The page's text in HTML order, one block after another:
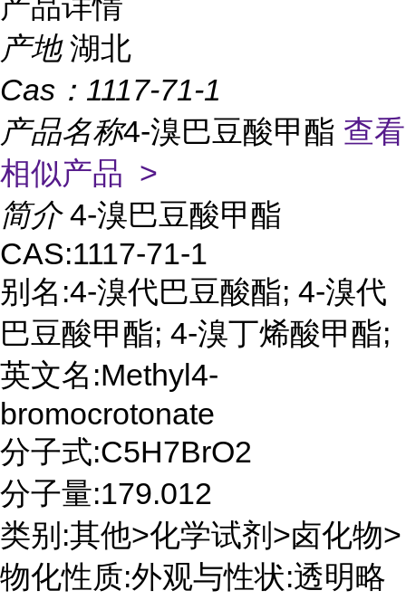
产地 湖北
Cas： 1117-71-1
产品名称4-溴巴豆酸甲酯 查看
相似产品 >
简介 4-溴巴豆酸甲酯
CAS:1117-71-1
别名:4-溴代巴豆酸酯; 4-溴代
巴豆酸甲酯; 4-溴丁烯酸甲酯;
英文名:Methyl4-
bromocrotonate
分子式:C5H7BrO2
分子量:179.012
类别:其他>化学试剂>卤化物>
物化性质:外观与性状:透明略